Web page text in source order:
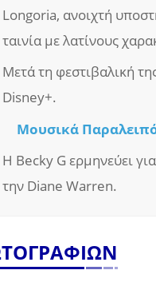
Longoria, ανοιχτή
ταινία με λατίνους
Μετά τη φεστιβαλική
Disney+.
Μουσικά
Η Becky G ερμηνεύει
την Diane Warren.